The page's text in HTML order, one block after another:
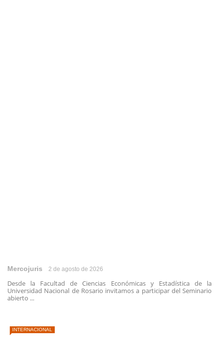
Mercojuris 2 de agosto de 2026
Desde la Facultad de Ciencias Económicas y Estadística de la
Universidad Nacional de Rosario invitamos a participar del Seminario
abierto ...
INTERNACIONAL